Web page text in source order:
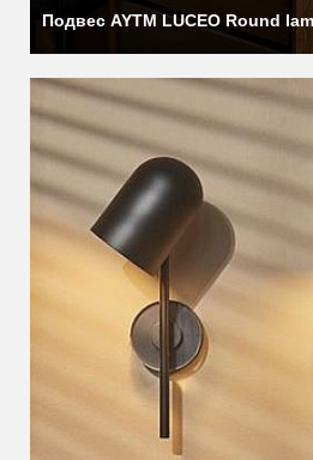
Подвес AYTM LUCEO Round